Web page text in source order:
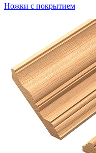
Ножки с покрытием